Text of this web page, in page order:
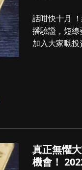
話咁快十月
播驗證，短
加入大家嘅
真正無懼
機會！